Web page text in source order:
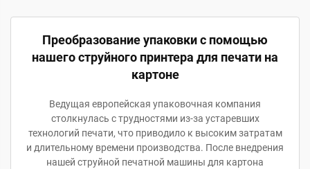
Преобразование упаковки с помощью
нашего струйного принтера для печати на
картоне
Ведущая европейская упаковочная компания
столкнулась с трудностями из-за устаревших
технологий печати, что приводило к высоким затратам
и длительному времени производства. После внедрения
нашей струйной печатной машины для картона